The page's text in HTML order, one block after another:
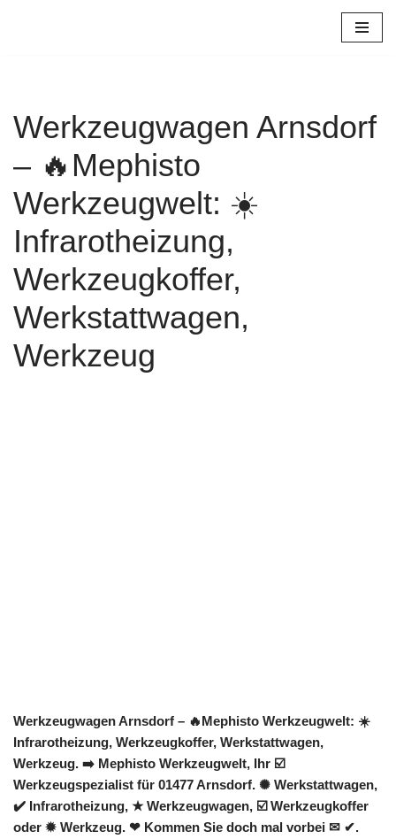
Werkzeugwagen Arnsdorf
– 🔥Mephisto
Werkzeugwelt: ☀️
Infrarotheizung,
Werkzeugkoffer,
Werkstattwagen,
Werkzeug
Werkzeugwagen Arnsdorf – 🔥Mephisto Werkzeugwelt: ☀️
Infrarotheizung, Werkzeugkoffer, Werkstattwagen,
Werkzeug. ➡️ Mephisto Werkzeugwelt, Ihr ☑️
Werkzeugspezialist für 01477 Arnsdorf. ✺ Werkstattwagen,
✔️ Infrarotheizung, ★ Werkzeugwagen, ☑️ Werkzeugkoffer
oder ✹ Werkzeug. ❤ Kommen Sie doch mal vorbei ✉ ✔.